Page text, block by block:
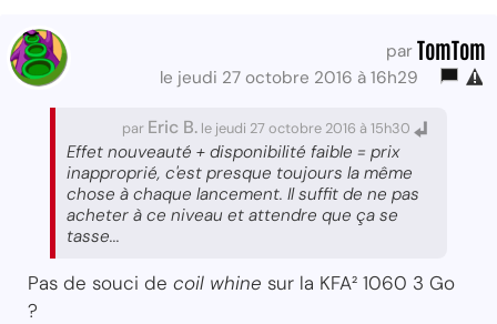
par TomTom
le jeudi 27 octobre 2016 à 16h29
par Eric B. le jeudi 27 octobre 2016 à 15h30
Effet nouveauté + disponibilité faible = prix
inapproprié, c'est presque toujours la même
chose à chaque lancement. Il suffit de ne pas
acheter à ce niveau et attendre que ça se
tasse...
Pas de souci de coil whine sur la KFA² 1060 3 Go
?